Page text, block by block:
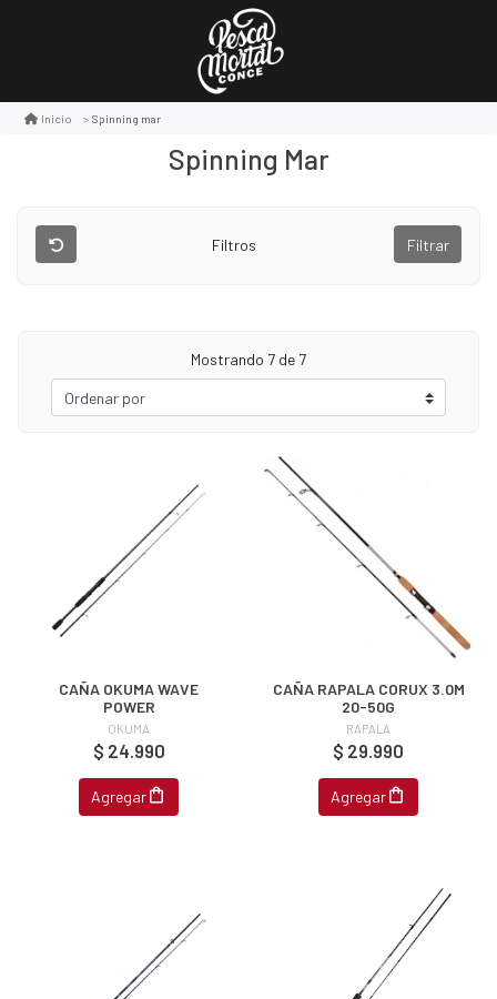
Inicio Spinning mar
Spinning Mar
Filtros Filtrar
Mostrando 7 de 7
CAÑA OKUMA WAVE
POWER
OKUMA
$ 24.990
Agregar
CAÑA RAPALA CORUX 3.0M
20-50G
RAPALA
$ 29.990
Agregar